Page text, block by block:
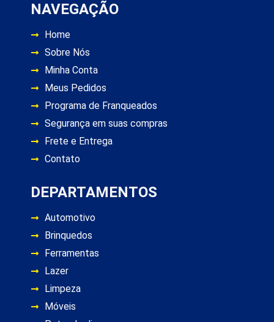
NAVEGAÇÃO
Home
Sobre Nós
Minha Conta
Meus Pedidos
Programa de Franqueados
Segurança em suas compras
Frete e Entrega
Contato
DEPARTAMENTOS
Automotivo
Brinquedos
Ferramentas
Lazer
Limpeza
Móveis